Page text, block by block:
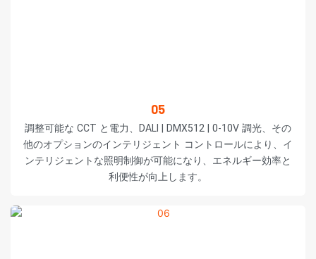
05
調整可能な CCT と電力、DALI | DMX512 | 0-10V 調光、その
他のオプションのインテリジェント コントロールにより、イ
ンテリジェントな照明制御が可能になり、エネルギー効率と
利便性が向上します。